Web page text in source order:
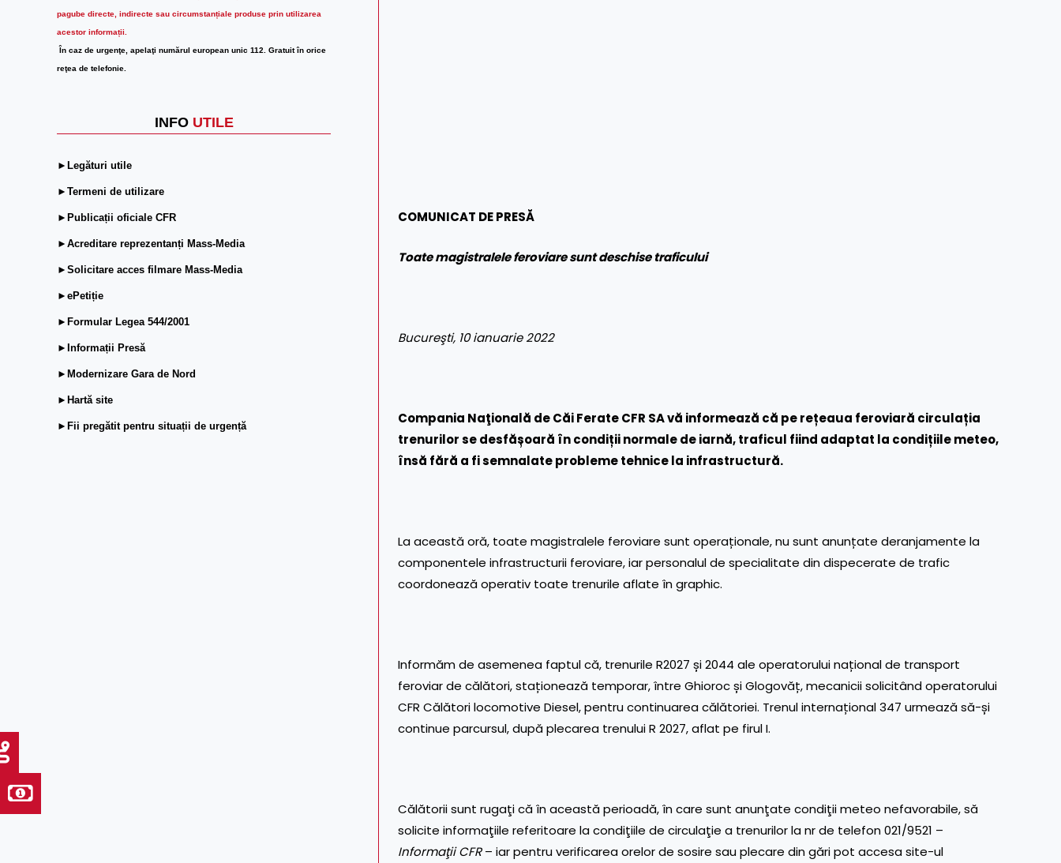
pagube directe, indirecte sau circumstanțiale produse prin utilizarea
acestor informații.
În caz de urgenţe, apelaţi numărul european unic 112. Gratuit în orice
reţea de telefonie.
INFO UTILE
►Legături utile
►Termeni de utilizare
►Publicații oficiale CFR
►Acreditare reprezentanți Mass-Media
►Solicitare acces filmare Mass-Media
►ePetiție
►Formular Legea 544/2001
►Informații Presă
►Modernizare Gara de Nord
►Hartă site
►Fii pregătit pentru situații de urgență
COMUNICAT DE PRESĂ
Toate magistralele feroviare sunt deschise traficului
Bucureşti, 10 ianuarie 2022
Compania Naţională de Căi Ferate CFR SA vă informează că pe rețeaua feroviară circulația
trenurilor se desfășoară în condiții normale de iarnă, traficul fiind adaptat la condițiile meteo,
însă fără a fi semnalate probleme tehnice la infrastructură.
La această oră, toate magistralele feroviare sunt operaționale, nu sunt anunțate deranjamente la
componentele infrastructurii feroviare, iar personalul de specialitate din dispecerate de trafic
coordonează operativ toate trenurile aflate în graphic.
Informăm de asemenea faptul că, trenurile R2027 și 2044 ale operatorului național de transport
feroviar de călători, staționează temporar, între Ghioroc și Glogovăț, mecanicii solicitând operatorului
CFR Călători locomotive Diesel, pentru continuarea călătoriei. Trenul internațional 347 urmează să-și
continue parcursul, după plecarea trenului R 2027, aflat pe firul I.
Călătorii sunt rugaţi că în această perioadă, în care sunt anunţate condiţii meteo nefavorabile, să
solicite informaţiile referitoare la condiţiile de circulaţie a trenurilor la nr de telefon 021/9521 –
Informaţii CFR– iar pentru verificarea orelor de sosire sau plecare din gări pot accesa site-ul